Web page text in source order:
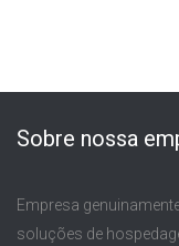
Sobre nossa
Empresa
soluções de